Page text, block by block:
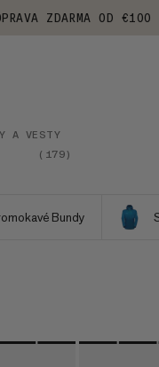
ZDARMA OD €100
A VESTY
( 179)
Bundy
NAŠE DOPORUČENÍ